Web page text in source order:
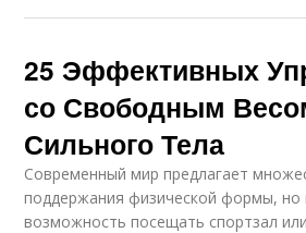
25 Эффективных
со Свободным
Сильного Тела
Современный мир предлагает
поддержания физической формы, но
возможность посещать спортзал